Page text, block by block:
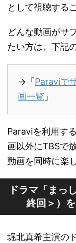
として視聴する
どんな動画がサ
たい方は、下記
→「 Paraviで
画一覧 」
Paraviを利用す
画以外にTBSで
動画を同時に楽
ドラマ「まっ
終回＞）
堀北真希主演の